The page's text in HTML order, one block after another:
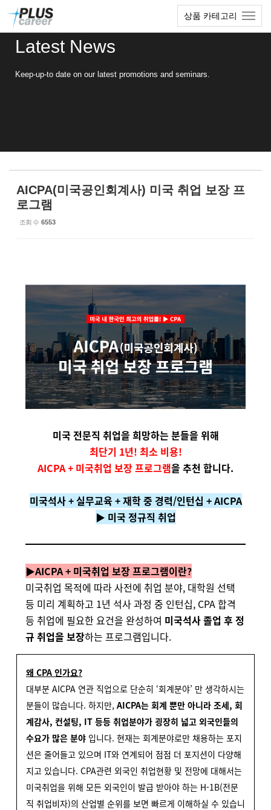
상품 카테고리
Latest News
Keep-up-to date on our latest promotions and seminars.
AICPA(미국공인회계사) 미국 취업 보장 프
로그램
조회 수 6553
미국 전문직 취업을 희망하는 분들을 위해
최단기 1년! 최소 비용!
AICPA + 미국취업 보장 프로그램을 추천 합니다.
미국석사 + 실무교육 + 재학 중 경력/인턴십 + AICPA
▶ 미국 정규직 취업
▶AICPA + 미국취업 보장 프로그램이란?
미국취업 목적에 따라 사전에 취업 분야, 대학원 선택
등 미리 계획하고 1년 석사 과정 중 인턴십, CPA 합격
등 취업에 필요한 요건을 완성하여 미국석사 졸업 후 정
규 취업을 보장하는 프로그램입니다.
왜 CPA 인가요?
대부분 AICPA 연관 직업으로 단순히 ‘회계분야’ 만 생각하시는
분들이 많습니다. 하지만, AICPA는 회계 뿐만 아니라 조세, 회
계감사, 컨설팅, IT 등등 취업분야가 굉장히 넓고 외국인들의
수요가 많은 분야 입니다. 현재는 회계분야로만 채용하는 포지
션은 줄어들고 있으며 IT와 연계되어 점점 더 포지션이 다양해
지고 있습니다. CPA관련 외국인 취업현황 및 전망에 대해서는
미국취업을 위해 모든 외국인이 발급 받아야 하는 H-1B(전문
직 취업비자)의 산업별 순위를 보면 빠르게 이해하실 수 있습니